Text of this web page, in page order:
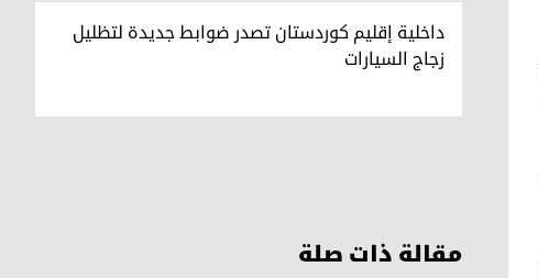
داخلية إقليم كوردستان تصدر ضوابط جديدة لتظليل
زجاج السيارات
مقالة ذات صلة